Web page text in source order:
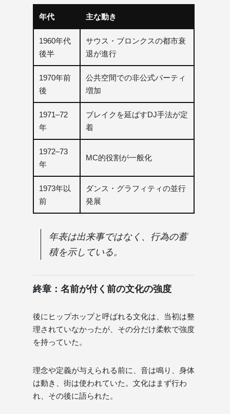
年代 主な動き
1960年代
後半
サウス・ブロンクスの都市衰
退が進行
1970年前
後
公共空間での非公式パーティ
増加
1971–72
年
ブレイクを延ばすDJ手法が定
着
1972–73
年
MC的役割が一般化
1973年以
前
ダンス・グラフィティの並行
発展
年表は出来事ではなく、行為の蓄
積を示している。
終章：名前が付く前の文化の強度
後にヒップホップと呼ばれる文化は、当初は整
理されていなかったが、その分だけ柔軟で強度
を持っていた。
理念や定義が与えられる前に、音は鳴り、身体
は動き、街は使われていた。文化はまず行わ
れ、その後に語られた。